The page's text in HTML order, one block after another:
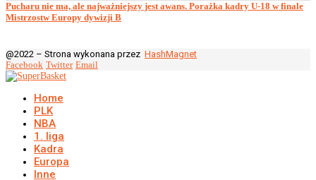
Pucharu nie ma, ale najważniejszy jest awans. Porażka kadry U-18 w finale
Mistrzostw Europy dywizji B
@2022 – Strona wykonana przez HashMagnet
Facebook Twitter Email
Home
PLK
NBA
1. liga
Kadra
Europa
Inne